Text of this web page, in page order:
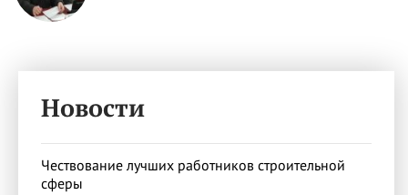
Новости
Чествование лучших работников строительной
сферы